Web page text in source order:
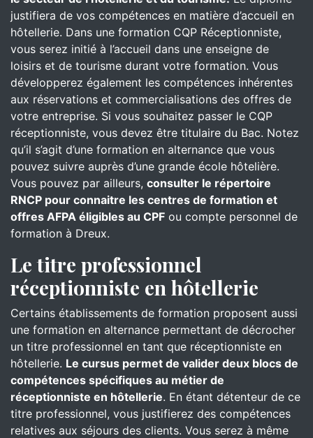
justifiera de vos compétences en matière d’accueil en
hôtellerie. Dans une formation CQP Réceptionniste,
vous serez initié à l’accueil dans une enseigne de
loisirs et de tourisme durant votre formation. Vous
développerez également les compétences inhérentes
aux réservations et commercialisations des offres de
votre entreprise. Si vous souhaitez passer le CQP
réceptionniste, vous devez être titulaire du Bac. Notez
qu’il s’agit d’une formation en alternance que vous
pouvez suivre auprès d’une grande école hôtelière.
Vous pouvez par ailleurs, consulter le répertoire
RNCP pour connaitre les centres de formation et
offres AFPA éligibles au CPF ou compte personnel de
formation à Dreux.
Le titre professionnel
réceptionniste en hôtellerie
Certains établissements de formation proposent aussi
une formation en alternance permettant de décrocher
un titre professionnel en tant que réceptionniste en
hôtellerie. Le cursus permet de valider deux blocs de
compétences spécifiques au métier de
réceptionniste en hôtellerie. En étant détenteur de ce
titre professionnel, vous justifierez des compétences
relatives aux séjours des clients. Vous serez à même